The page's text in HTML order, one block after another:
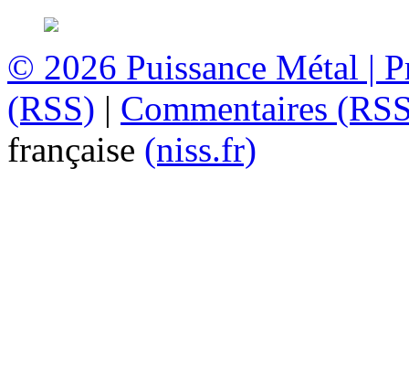
© 2026 Puissance Métal |
(RSS) | Commentaires
française (niss.fr)